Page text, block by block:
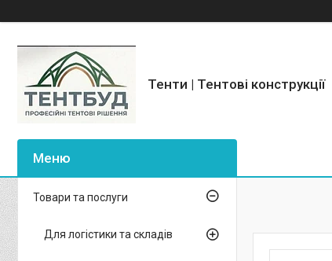
Тенти | Тентові конструкції
Товари та послуги
Для логістики та складів